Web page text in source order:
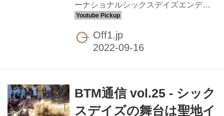
ーナショナルシックスデイズエンデュ
ーロ）のベストショットを集めた映像
が公式Youtubeにアップ。今年はイギリ
スのトロフィーチームが優勝を果たし
を伝える映像がたくさんあるのでまと
めておきました。動画下にはデイレポ
Off1.jp
BTM通信 vol.25 - シック
スデイズの舞台は聖地イ